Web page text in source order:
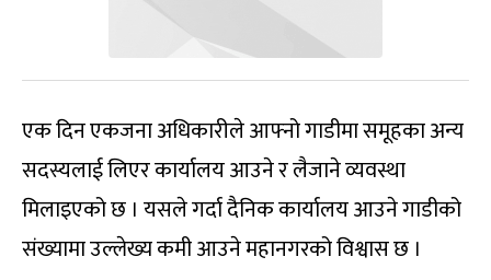
एक दिन एकजना अधिकारीले आफ्नो गाडीमा समूहका अन्य
सदस्यलाई लिएर कार्यालय आउने र लैजाने व्यवस्था
मिलाइएको छ । यसले गर्दा दैनिक कार्यालय आउने गाडीको
संख्यामा उल्लेख्य कमी आउने महानगरको विश्वास छ ।